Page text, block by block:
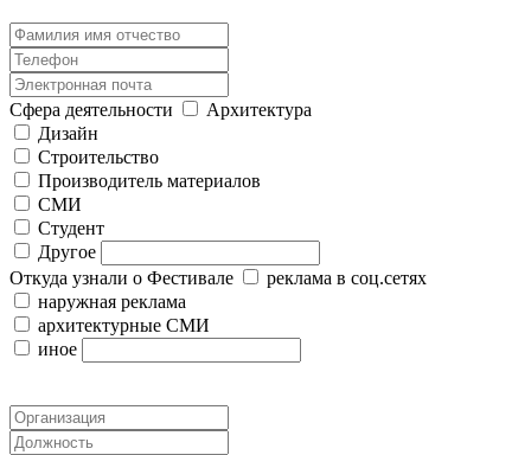
Сфера деятельности
Архитектура
Дизайн
Строительство
Производитель материалов
СМИ
Студент
Другое
Откуда узнали о Фестивале
реклама в соц.сетях
наружная реклама
архитектурные СМИ
иное